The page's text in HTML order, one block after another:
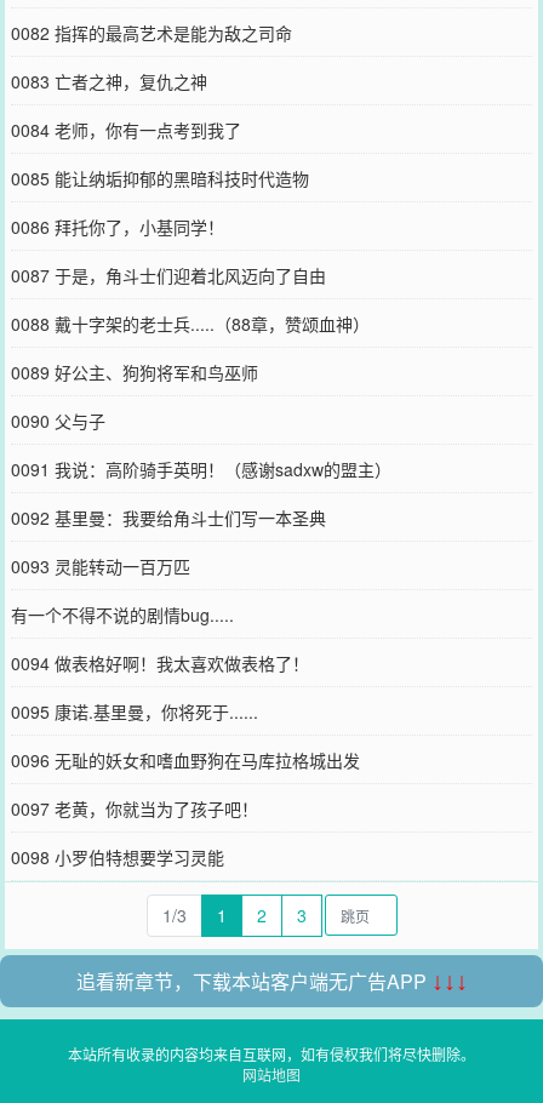
0082 指挥的最高艺术是能为敌之司命
0083 亡者之神，复仇之神
0084 老师，你有一点考到我了
0085 能让纳垢抑郁的黑暗科技时代造物
0086 拜托你了，小基同学！
0087 于是，角斗士们迎着北风迈向了自由
0088 戴十字架的老士兵.....（88章，赞颂血神）
0089 好公主、狗狗将军和鸟巫师
0090 父与子
0091 我说：高阶骑手英明！（感谢sadxw的盟主）
0092 基里曼：我要给角斗士们写一本圣典
0093 灵能转动一百万匹
有一个不得不说的剧情bug.....
0094 做表格好啊！我太喜欢做表格了！
0095 康诺.基里曼，你将死于......
0096 无耻的妖女和嗜血野狗在马库拉格城出发
0097 老黄，你就当为了孩子吧！
0098 小罗伯特想要学习灵能
1/3 1 2 3
追看新章节，下载本站客户端无广告APP ↓↓↓
本站所有收录的内容均来自互联网，如有侵权我们将尽快删除。
网站地图